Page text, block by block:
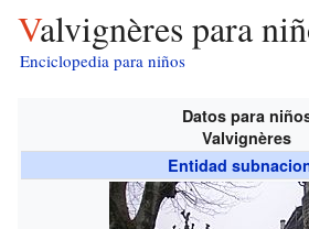
Valvignères para
Enciclopedia para niños
Datos para
Valvignères
Entidad